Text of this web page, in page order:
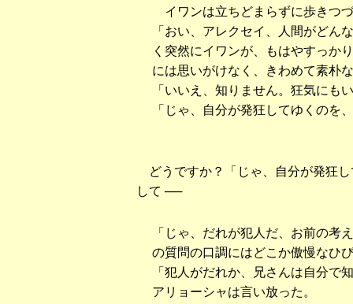
イワンは立ちどまらずに歩きつ
「おい、アレクセイ、人間がどん
く突然にイワンが、もはやすっか
には思いがけなく、きわめて素朴
「いいえ、知りません。狂気にも
「じゃ、自分が発狂してゆくのを
どうですか？「じゃ、自分が発狂
して ──
「じゃ、だれが犯人だ、お前の考
の質問の口調にはどこか傲慢なひ
「犯人がだれか、兄さんは自分で
アリョーシャは言い放った。